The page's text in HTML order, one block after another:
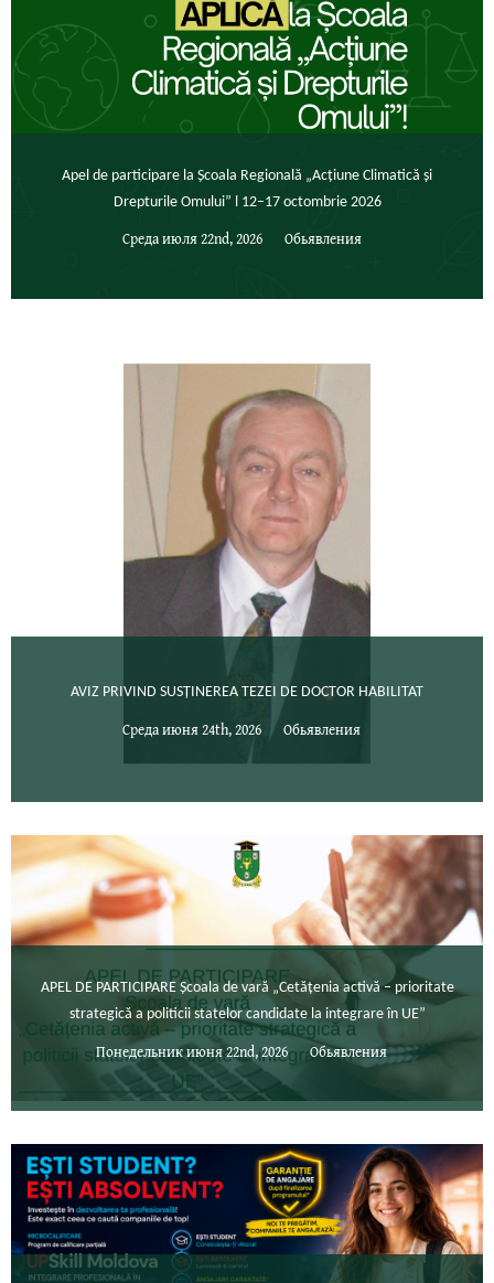
Apel de participare la Școala Regională „Acțiune Climatică și
Drepturile Omului” l 12–17 octombrie 2026
Среда июля 22nd, 2026 Обьявления
AVIZ PRIVIND SUSȚINEREA TEZEI DE DOCTOR HABILITAT
Среда июня 24th, 2026 Обьявления
APEL DE PARTICIPARE Școala de vară „Cetățenia activă – prioritate
strategică a politicii statelor candidate la integrare în UE”
Понедельник июня 22nd, 2026 Обьявления